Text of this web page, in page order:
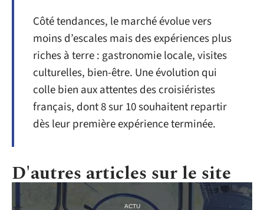
Côté tendances, le marché évolue vers
moins d’escales mais des expériences plus
riches à terre : gastronomie locale, visites
culturelles, bien-être. Une évolution qui
colle bien aux attentes des croisiéristes
français, dont 8 sur 10 souhaitent repartir
dès leur première expérience terminée.
D'autres articles sur le site
ACTU